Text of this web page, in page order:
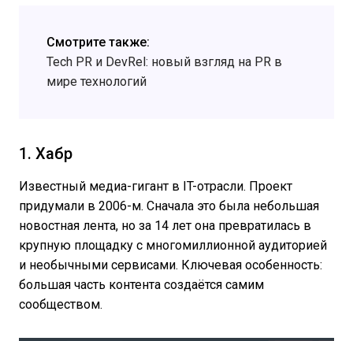
Смотрите также:
Tech PR и DevRel: новый взгляд на PR в
мире технологий
1. Хабр
Известный медиа-гигант в IT-отрасли. Проект
придумали в 2006-м. Сначала это была небольшая
новостная лента, но за 14 лет она превратилась в
крупную площадку с многомиллионной аудиторией
и необычными сервисами. Ключевая особенность:
большая часть контента создаётся самим
сообществом.